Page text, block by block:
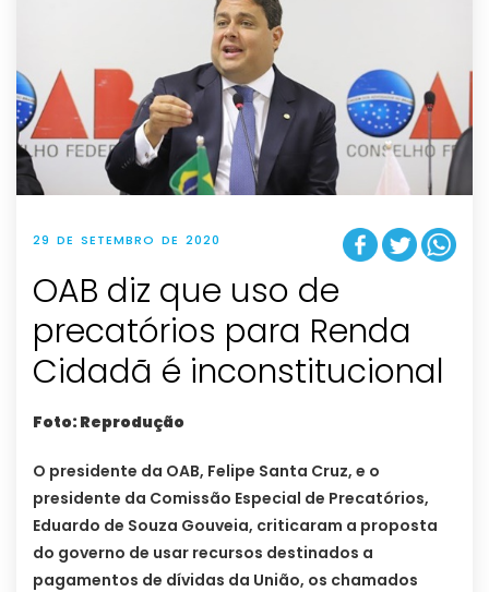
29 DE SETEMBRO DE 2020
OAB diz que uso de
precatórios para Renda
Cidadã é inconstitucional
Foto: Reprodução
O presidente da OAB, Felipe Santa Cruz, e o
presidente da Comissão Especial de Precatórios,
Eduardo de Souza Gouveia, criticaram a proposta
do governo de usar recursos destinados a
pagamentos de dívidas da União, os chamados